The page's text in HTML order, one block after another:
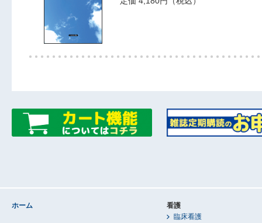
ホーム
看護
臨床看護